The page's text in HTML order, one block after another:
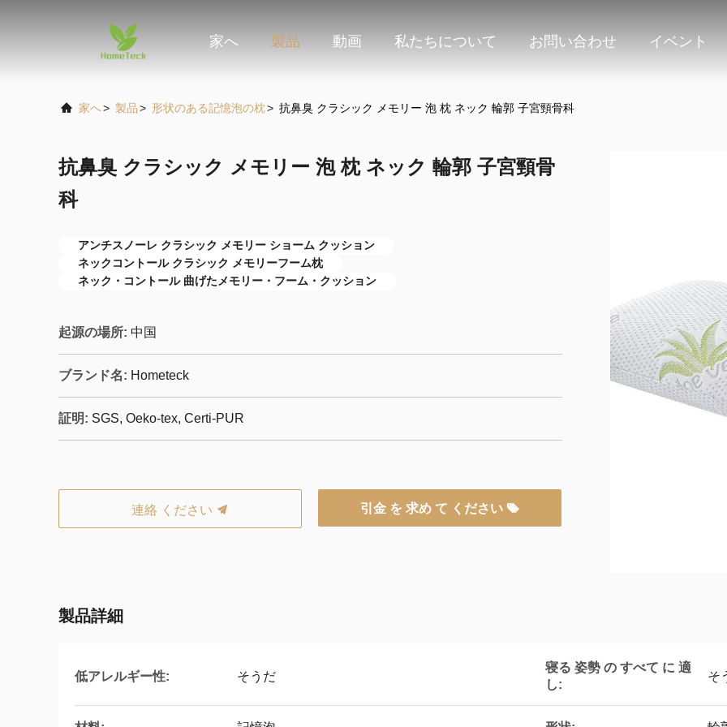
家へ 製品 動画 私たちについて お問い合わせ イベント
家へ> 製品> 形状のある記憶泡の枕> 抗鼻臭 クラシック メモリー 泡 枕 ネック 輪郭 子宮頸骨科
抗鼻臭 クラシック メモリー 泡 枕 ネック 輪郭 子宮頸骨
科
アンチスノーレ クラシック メモリー ショーム クッション
ネックコントール クラシック メモリーフーム枕
ネック・コントール 曲げたメモリー・フーム・クッション
起源の場所: 中国
ブランド名: Hometeck
証明: SGS, Oeko-tex, Certi-PUR
連絡 ください 引金 を 求め て ください
製品詳細
低アレルギー性: そうだ
寝る 姿勢 の すべて に 適
し:
そ